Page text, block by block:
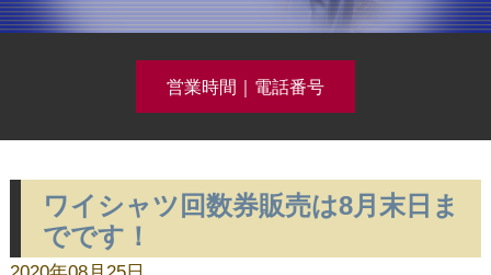
クリーニング事例集公開中！
営業時間｜電話番号
ワイシャツ回数券販売は8月末日ま
でです！